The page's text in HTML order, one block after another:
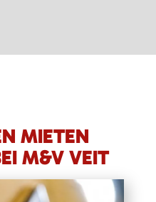
MIETEN
M&V VEIT